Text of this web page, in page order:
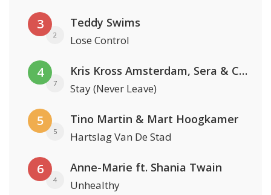
3
2
Teddy Swims
Lose Control
4
7
Kris Kross Amsterdam, Sera & Conor Maynard
Stay (Never Leave)
5
5
Tino Martin & Mart Hoogkamer
Hartslag Van De Stad
6
4
Anne-Marie ft. Shania Twain
Unhealthy